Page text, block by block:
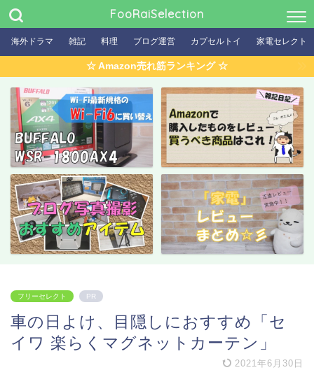
FooRaiSelection
海外ドラマ 雑記 料理 ブログ運営 カプセルトイ 家電セレクト
☆ Amazon売れ筋ランキング ☆
フリーセレクト PR
車の日よけ、目隠しにおすすめ「セ
イワ 楽らくマグネットカーテン」
2021年6月30日